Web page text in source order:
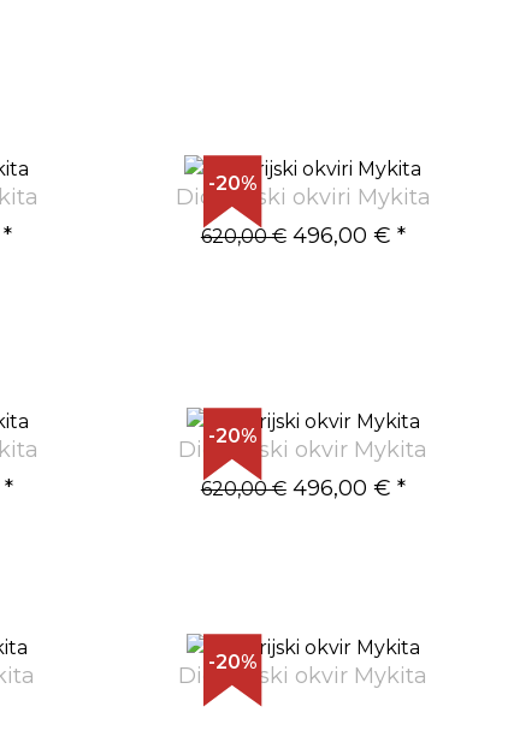
*
-20%
Dioptrijski okviri Mykita
620,00 €496,00 € *
*
-20%
Dioptrijski okvir Mykita
620,00 €496,00 € *
-20%
Dioptrijski okvir Mykita